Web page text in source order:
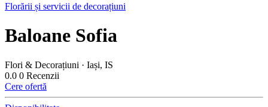
Florării și servicii de decorațiuni
Baloane Sofia
Flori & Decorațiuni · Iași, IS
0.0 0 Recenzii
Cere ofertă